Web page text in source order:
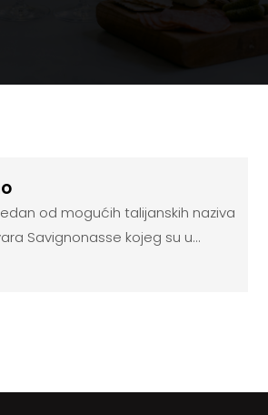
od mogućih talijanskih naziva
Savignonasse kojeg su u...